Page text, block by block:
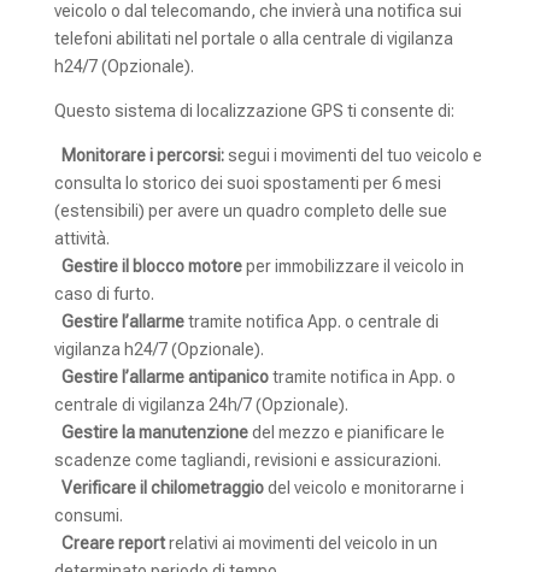
veicolo o dal telecomando, che invierà una notifica sui
telefoni abilitati nel portale o alla centrale di vigilanza
h24/7 (Opzionale).
Questo sistema di localizzazione GPS ti consente di:
Monitorare i percorsi: segui i movimenti del tuo veicolo e
consulta lo storico dei suoi spostamenti per 6 mesi
(estensibili) per avere un quadro completo delle sue
attività.
Gestire il blocco motoreper immobilizzare il veicolo in
caso di furto.
Gestire l’allarmetramite notifica App. o centrale di
vigilanza h24/7 (Opzionale).
Gestire l’allarme antipanicotramite notifica in App. o
centrale di vigilanza 24h/7 (Opzionale).
Gestire la manutenzionedel mezzo e pianificare le
scadenze come tagliandi, revisioni e assicurazioni.
Verificare il chilometraggiodel veicolo e monitorarne i
consumi.
Creare reportrelativi ai movimenti del veicolo in un